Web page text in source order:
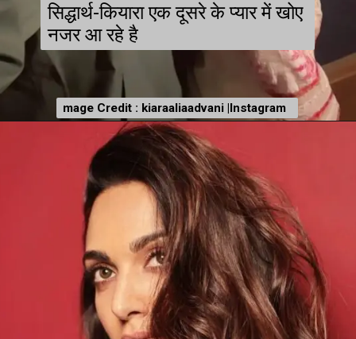
mage Credit : kiaraaliaadvani |Instagram
सिद्धार्थ-कियारा एक दूसरे के प्यार में खोए
नजर आ रहे है